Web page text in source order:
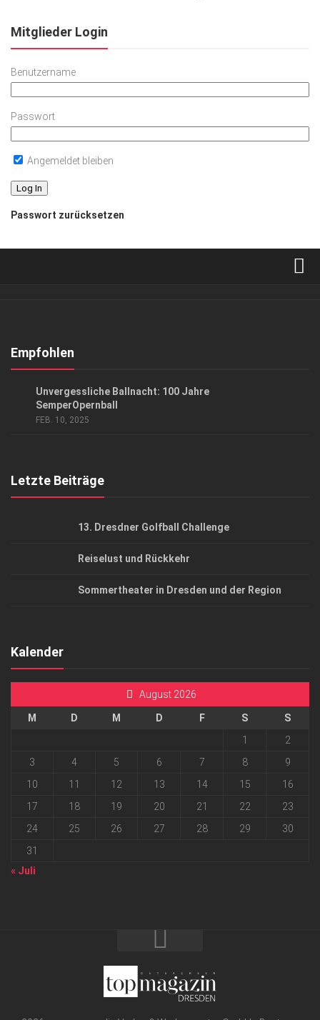
Mitglieder Login
Benutzername
Passwort
Angemeldet bleiben
Passwort zurücksetzen
Kontakt, Impressum
Empfohlen
Unvergessliche Ballnacht: 100 Jahre
SemperOpernball
FEB. 10, 2025
Letzte Beiträge
13. Dresdner Golfball Challenge
Reiselust und Rückkehr
Sommertheater in Dresden und der Region
Kalender
August 2026
M D M D F S
S
1
2
3
4 5 6 7 8
9
10
11 12 13 14 15
16
17
18 19 20 21 22
23
24
25 26 27 28 29
30
31
« Juli